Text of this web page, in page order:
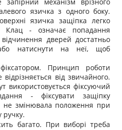
механізм врізного
язичка з одного боку.
язичка защіпка легко
Клац - означає попадання
дверей достатньо
натиснути на неї, щоб
Принцип роботи
від звичайного.
використовується фіксуючий
- фіксувати защіпку
не змінювала положення при
ручку.
багато. При виборі треба